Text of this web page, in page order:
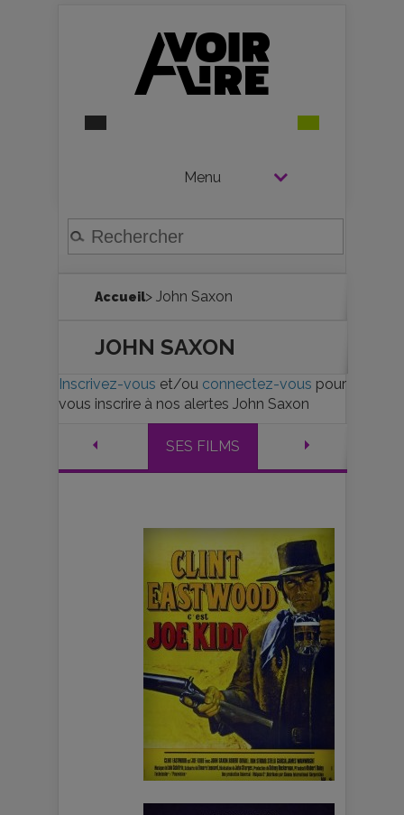
Menu
Accueil> John Saxon
JOHN SAXON
Inscrivez-vous et/ou connectez-vous pour
vous inscrire à nos alertes John Saxon
SES FILMS